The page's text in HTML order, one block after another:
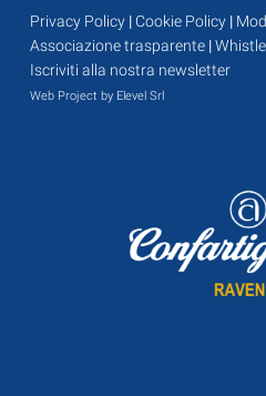
Privacy Policy |Cookie Policy |
Associazione trasparente |
Iscriviti alla nostra newsletter
Web Project by Elevel Srl